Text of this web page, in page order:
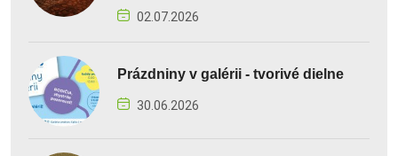
02.07.2026
Prázdniny v galérii - tvorivé dielne
30.06.2026